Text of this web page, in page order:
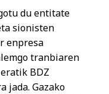
du entitate
sionisten
enpresa
tranbiaren
BDZ
jada. Gazako